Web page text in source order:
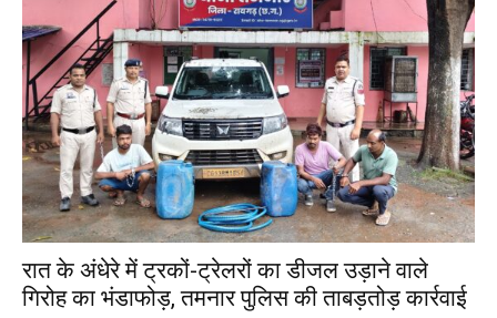
रात के अंधेरे में ट्रकों-ट्रेलरों का डीजल उड़ाने वाले
गिरोह का भंडाफोड़, तमनार पुलिस की ताबड़तोड़ कार्रवाई